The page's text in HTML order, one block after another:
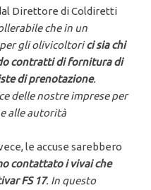
Direttore di Coldiretti
che in un
gli olivicoltorici sia chi
contratti di fornitura di
di prenotazione.
delle nostre imprese per
alle autorità
le accuse sarebbero
contattato i vivai che
FS 17. In questo